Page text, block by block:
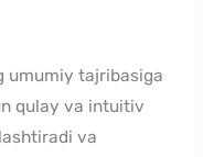
umumiy tajribasiga
qulay va intuitiv
va